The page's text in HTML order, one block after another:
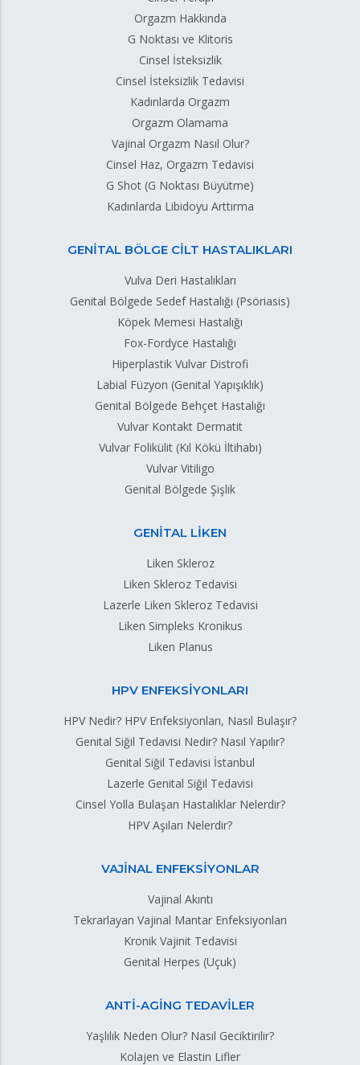
Orgazm Hakkında
G Noktası ve Klitoris
Cinsel İsteksizlik
Cinsel İsteksizlik Tedavisi
Kadınlarda Orgazm
Orgazm Olamama
Vajinal Orgazm Nasıl Olur?
Cinsel Haz, Orgazm Tedavisi
G Shot (G Noktası Büyütme)
Kadınlarda Libidoyu Arttırma
GENİTAL BÖLGE CİLT HASTALIKLARI
Vulva Deri Hastalıkları
Genital Bölgede Sedef Hastalığı (Psöriasis)
Köpek Memesi Hastalığı
Fox-Fordyce Hastalığı
Hiperplastik Vulvar Distrofi
Labial Füzyon (Genital Yapışıklık)
Genital Bölgede Behçet Hastalığı
Vulvar Kontakt Dermatit
Vulvar Folikülit (Kıl Kökü İltihabı)
Vulvar Vitiligo
Genital Bölgede Şişlik
GENİTAL LİKEN
Liken Skleroz
Liken Skleroz Tedavisi
Lazerle Liken Skleroz Tedavisi
Liken Simpleks Kronikus
Liken Planus
HPV ENFEKSİYONLARI
HPV Nedir? HPV Enfeksiyonları, Nasıl Bulaşır?
Genital Siğil Tedavisi Nedir? Nasıl Yapılır?
Genital Siğil Tedavisi İstanbul
Lazerle Genital Siğil Tedavisi
Cinsel Yolla Bulaşan Hastalıklar Nelerdir?
HPV Aşıları Nelerdir?
VAJİNAL ENFEKSİYONLAR
Vajinal Akıntı
Tekrarlayan Vajinal Mantar Enfeksiyonları
Kronik Vajinit Tedavisi
Genital Herpes (Uçuk)
ANTİ-AGİNG TEDAVİLER
Yaşlılık Neden Olur? Nasıl Geciktirilir?
Kolajen ve Elastin Lifler